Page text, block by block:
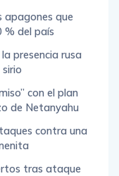
apagones que
% del país
presencia rusa
con el plan
de Netanyahu
contra una
tras ataque